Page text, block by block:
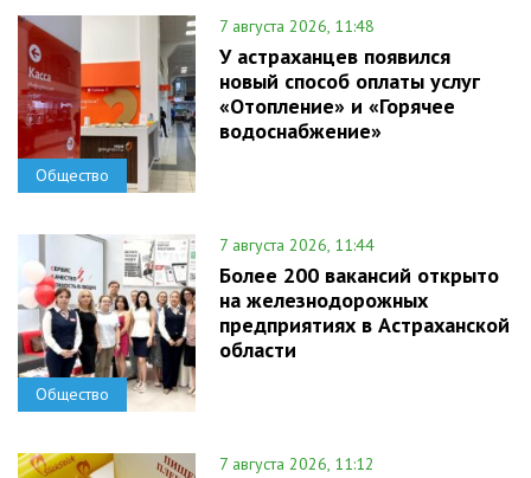
Общество
7 августа 2026, 11:48
У астраханцев появился
новый способ оплаты услуг
«Отопление» и «Горячее
водоснабжение»
Общество
7 августа 2026, 11:44
Более 200 вакансий открыто
на железнодорожных
предприятиях в Астраханской
области
7 августа 2026, 11:12